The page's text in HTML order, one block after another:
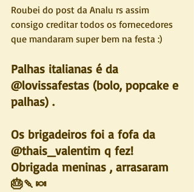
Roubei do post da Analu rs assim
consigo creditar todos os fornecedores
que mandaram super bem na festa :)
Palhas italianas é da
@lovissafestas (bolo, popcake e
palhas) .
Os brigadeiros foi a fofa da
@thais_valentim q fez!
Obrigada meninas , arrasaram
🎂🍡🍬